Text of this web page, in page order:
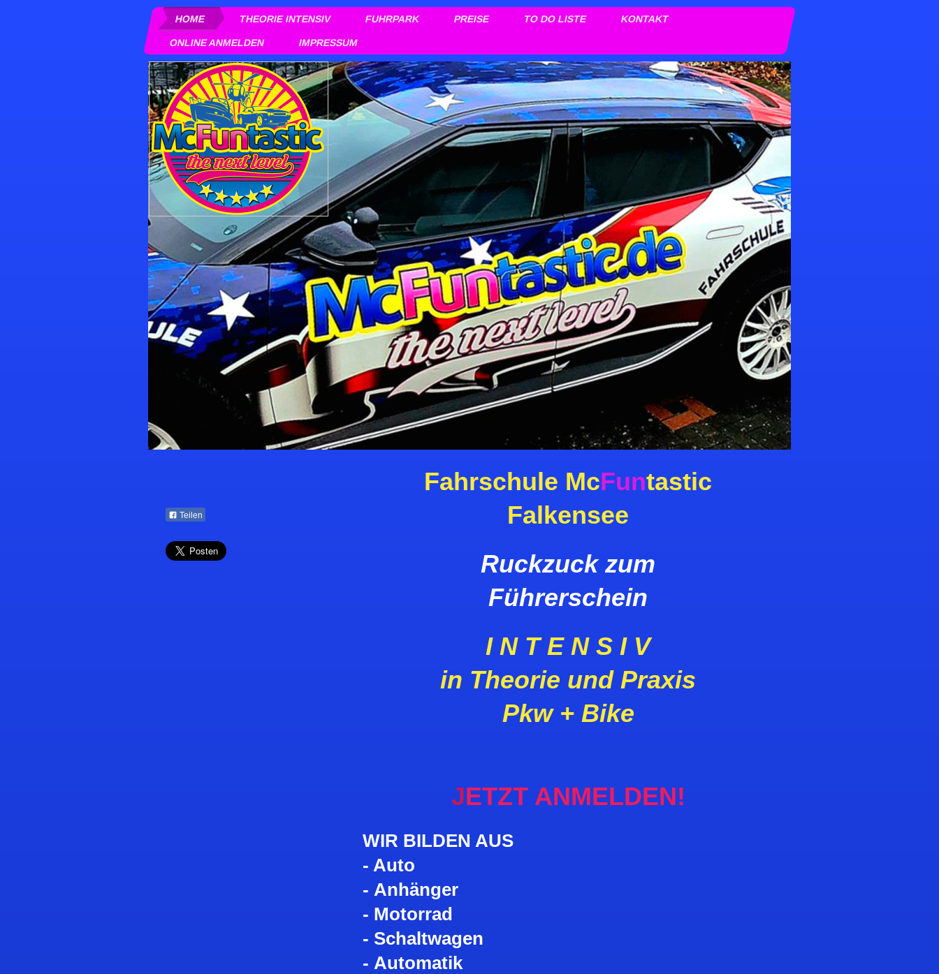
HOME THEORIE INTENSIV FUHRPARK PREISE TO DO LISTE KONTAKT
ONLINE ANMELDEN IMPRESSUM
Fahrschule McFuntastic
Falkensee
Ruckzuck zum
Führerschein
I N T E N S I V
in Theorie und Praxis
Pkw + Bike
JETZT ANMELDEN!
WIR BILDEN AUS
- Auto
- Anhänger
- Motorrad
- Schaltwagen
- Automatik
Teilen